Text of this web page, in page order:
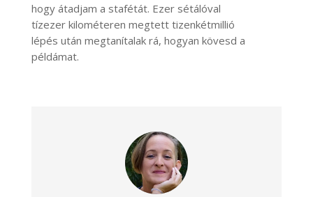
hogy átadjam a stafétát. Ezer sétálóval
tízezer kilométeren megtett tizenkétmillió
lépés után megtanítalak rá, hogyan kövesd a
példámat.